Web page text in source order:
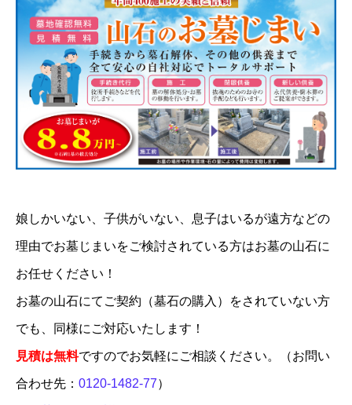
娘しかいない、子供がいない、息子はいるが遠方などの
理由でお墓じまいをご検討されている方はお墓の山石に
お任せください！
お墓の山石にてご契約（墓石の購入）をされていない方
でも、同様にご対応いたします！
見積は無料ですのでお気軽にご相談ください。（お問い
合わせ先： 0120-1482-77）